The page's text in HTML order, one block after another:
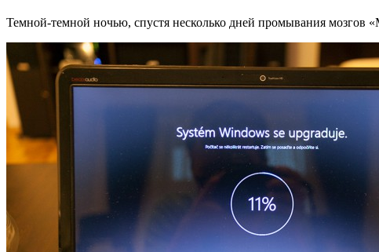
Темной-темной ночью, спустя несколько дней промывания мозгов